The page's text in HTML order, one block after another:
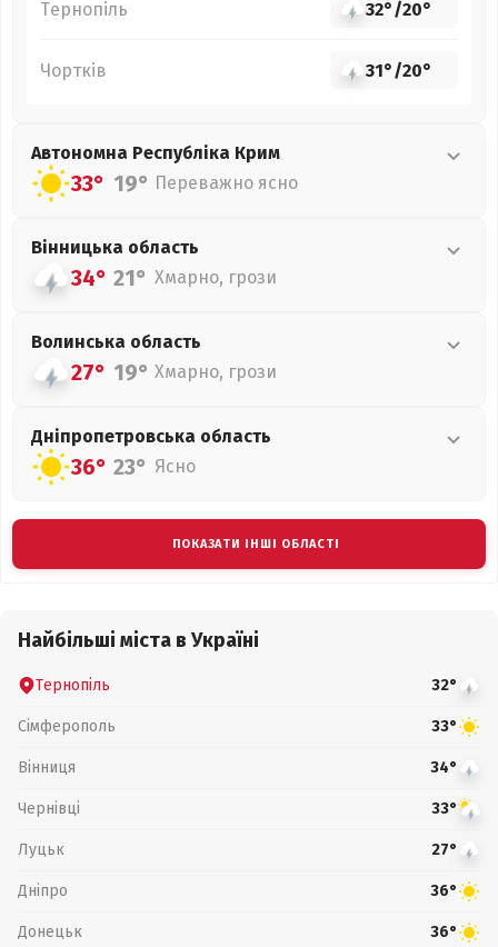
Тернопіль 32°/20°
Чортків 31°/20°
Автономна Республіка Крим
33° 19° Переважно ясно
Вінницька область
34° 21° Хмарно, грози
Волинська область
27° 19° Хмарно, грози
Дніпропетровська область
36° 23° Ясно
ПОКАЗАТИ ІНШІ ОБЛАСТІ
Найбільші міста в Україні
Тернопіль 32°
Сімферополь 33°
Вінниця 34°
Чернівці 33°
Луцьк 27°
Дніпро 36°
Донецьк 36°